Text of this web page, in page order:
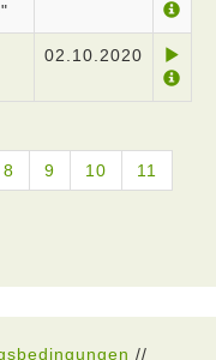
02.10.2020
8 9 10 11
//